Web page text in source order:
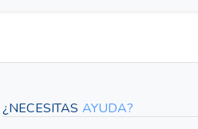
¿NECESITAS AYUDA?